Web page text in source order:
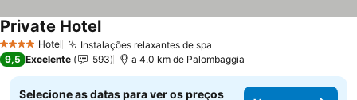
4 EstrelasHotel Instalações relaxantes de spa
Private HotelVer preços
9,5 Excelente 593 a 4.0 km de Palombaggia
Selecione as datas para ver os preços